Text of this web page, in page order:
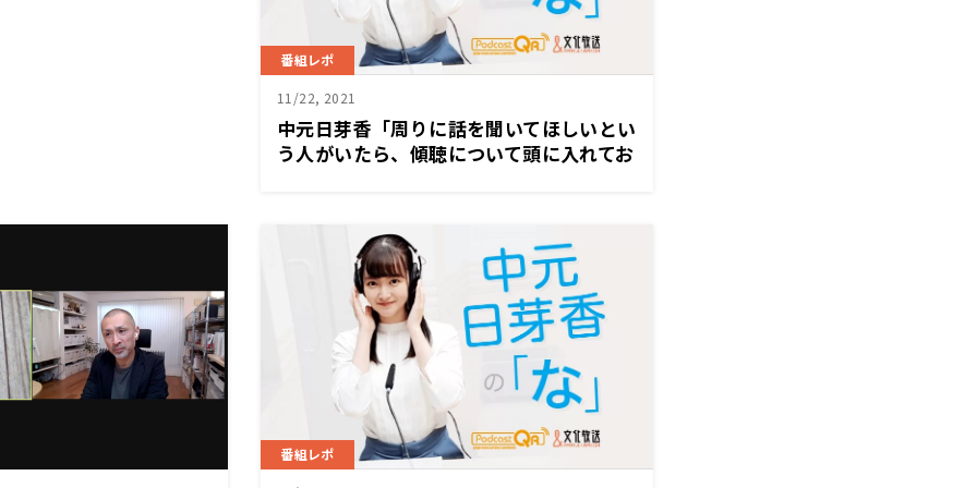
番組レポ
11/22, 2021
中元日芽香「周りに話を聞いてほしいとい
う人がいたら、傾聴について頭に入れてお
の「な」』
番組レポ